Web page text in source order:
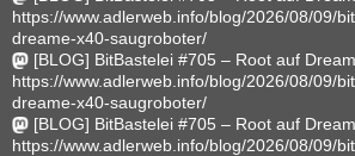
https://www.adlerweb.info/blog/2026/08/09/
dreame-x40-saugroboter/
[BLOG] BitBastelei #705 – Root auf
https://www.adlerweb.info/blog/2026/08/09/
dreame-x40-saugroboter/
[BLOG] BitBastelei #705 – Root auf
https://www.adlerweb.info/blog/2026/08/09/